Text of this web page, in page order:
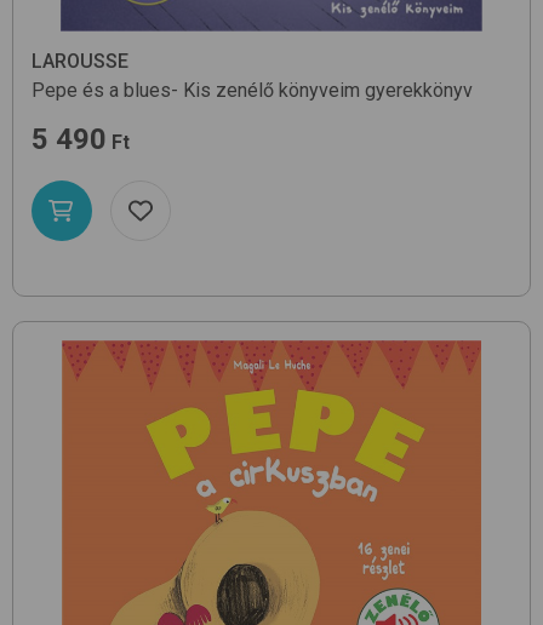
LAROUSSE
Pepe és a blues- Kis zenélő könyveim gyerekkönyv
5 490 Ft